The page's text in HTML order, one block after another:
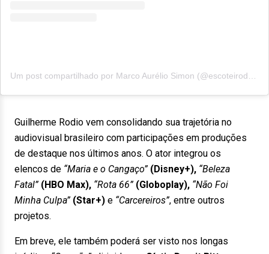
Um post compartilhado por Marco Aurélio Simon (@escoteirodesaparecido)
Guilherme Rodio vem consolidando sua trajetória no
audiovisual brasileiro com participações em produções
de destaque nos últimos anos. O ator integrou os
elencos de “Maria e o Cangaço” (Disney+), “Beleza
Fatal” (HBO Max), “Rota 66” (Globoplay), “Não Foi
Minha Culpa” (Star+) e “Carcereiros”, entre outros
projetos.
Em breve, ele também poderá ser visto nos longas